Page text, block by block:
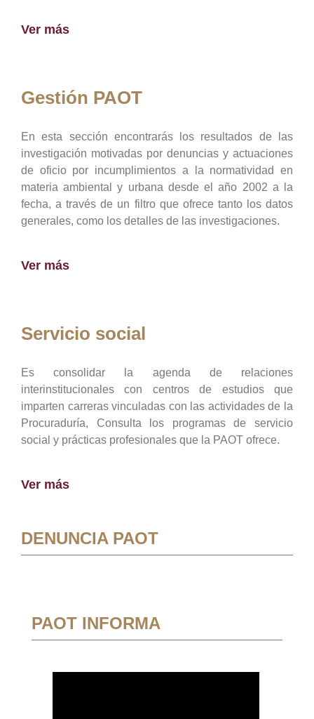
Ver más
Gestión PAOT
En esta sección encontrarás los resultados de las
investigación motivadas por denuncias y actuaciones
de oficio por incumplimientos a la normatividad en
materia ambiental y urbana desde el año 2002 a la
fecha, a través de un filtro que ofrece tanto los datos
generales, como los detalles de las investigaciones.
Ver más
Servicio social
Es consolidar la agenda de relaciones
interinstitucionales con centros de estudios que
imparten carreras vinculadas con las actividades de la
Procuraduría, Consulta los programas de servicio
social y prácticas profesionales que la PAOT ofrece.
Ver más
DENUNCIA PAOT
PAOT INFORMA